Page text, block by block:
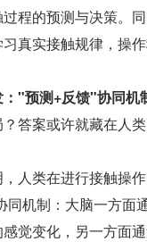
程的预测与决策。
真实接触规律，操
："预测+反馈"协同机
答案或许就藏在人
人类在进行接触操
同机制：大脑一方面
觉变化，另一方面